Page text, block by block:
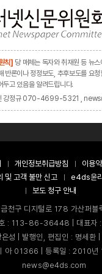
칙] 당 매체는 독자와 취재원 등 뉴스
반론이나 정정보도, 추후보도를 요
두고 있음을 알려드립니다.
강정규 070-4699-5321 ,
개인정보취급방침 이용
및 고객 불만 신고 e4ds윤
보도 청구 안내
천구 디지털로 178 가산퍼
: 113-86-36448 | 대표자 :
은성 | 발행인, 편집인 : 명세
아 01366 | 등록일 : 2010년
news@e4ds.com